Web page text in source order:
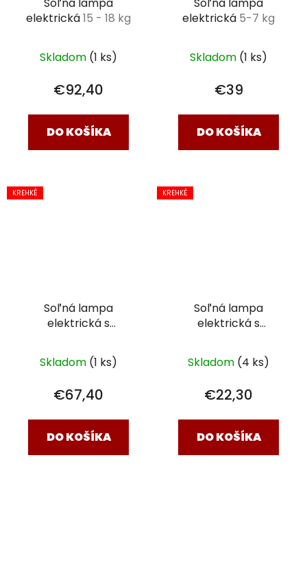
elektrická15 - 18 kg
Skladom (1 ks)
€92,40
DO KOŠÍKA
elektrická 5-7 kg
Skladom (1 ks)
€39
DO KOŠÍKA
KREHKÉ
Soľná lampa
elektrická s
3,3 kg
Skladom (1 ks)
€67,40
DO KOŠÍKA
KREHKÉ
Soľná lampa
elektrická s
Skladom (4 ks)
€22,30
DO KOŠÍKA